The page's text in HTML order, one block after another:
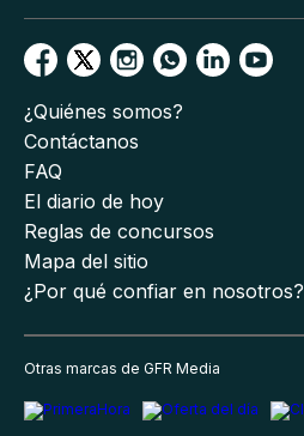
¿Quiénes somos?
Contáctanos
FAQ
El diario de hoy
Reglas de concursos
Mapa del sitio
¿Por qué confiar en nosotros?
Otras marcas de GFR Media